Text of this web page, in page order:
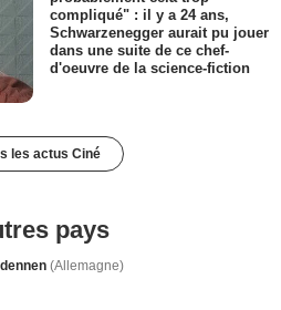
compliqué" : il y a 24 ans,
Schwarzenegger aurait pu jouer
dans une suite de ce chef-
d'oeuvre de la science-fiction
les actus Ciné
pays
(Allemagne)